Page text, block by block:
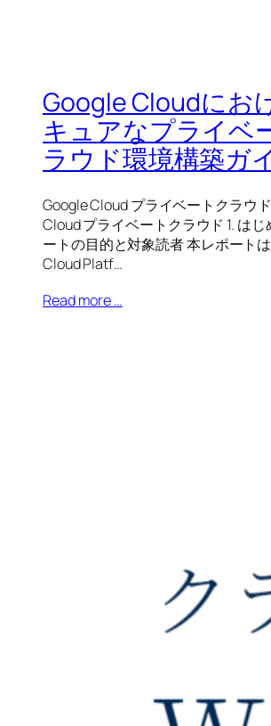
Google Cloudにお
キュアなプライベ
ラウド環境構築ガ
Google Cloud プライベートクラウ
Cloud プライベートクラウド 1. はじ
ートの目的と対象読者 本レポート
Cloud Platf…
Read more …